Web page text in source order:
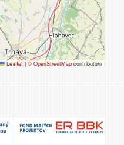
Leaflet | © OpenStreetMap contributors